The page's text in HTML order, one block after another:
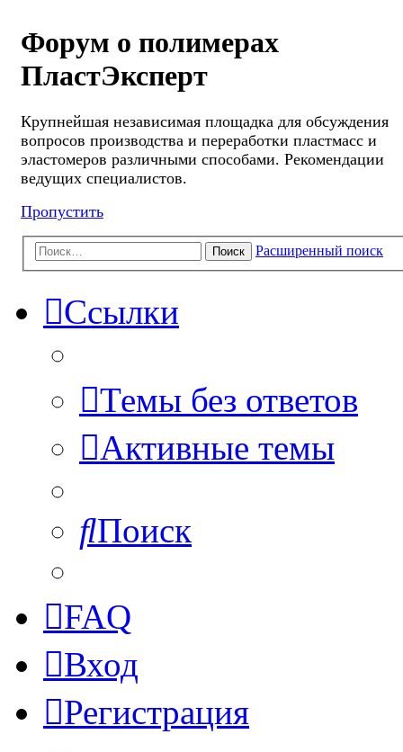
Форум о полимерах
ПластЭксперт
Крупнейшая независимая площадка для обсуждения
вопросов производства и переработки пластмасс и
эластомеров различными способами. Рекомендации
ведущих специалистов.
Пропустить
Поиск Расширенный поиск
Ссылки
Темы без ответов
Активные темы
Поиск
FAQ
Вход
Регистрация